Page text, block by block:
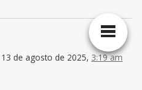
13 de agosto de 2025, 3:19 am